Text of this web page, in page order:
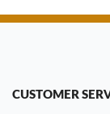
CUSTOMER